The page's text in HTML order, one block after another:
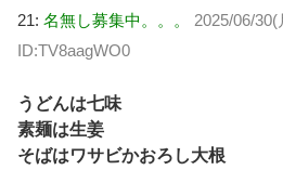
21: 名無し募集中。。。
2025/06/
ID:TV8aagWO0
うどんは七味
素麺は生姜
そばはワサビかおろし大根